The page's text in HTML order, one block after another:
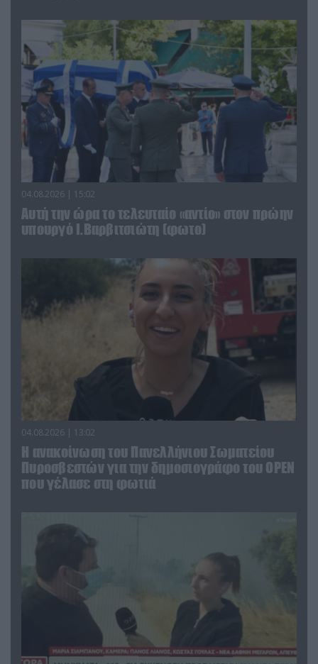
04.08.2026 | 15:02
Αυτή την ώρα το τελευταίο «αντίο» στον πρώην
υπουργό Ι.Βαρβιτσιώτη (φωτο)
04.08.2026 | 13:02
Η ανακοίνωση του Πανελλήνιου Σωματείου
Πυροσβεστών για την δημοσιογράφο του OPEN
που γέλασε στη φωτιά